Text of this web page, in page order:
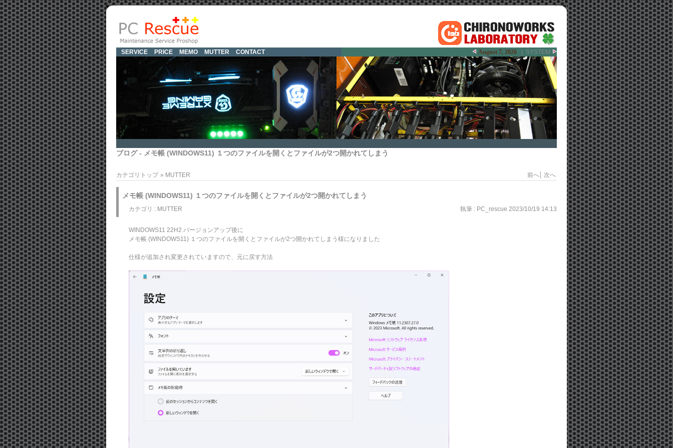
SERVICE PRICE MEMO MUTTER CONTACT August 7, 2026 SYSTEM
ブログ - メモ帳 (WINDOWS11) １つのファイルを開くとファイルが2つ開かれてしまう
カテゴリトップ » MUTTER 前へ 次へ
メモ帳 (WINDOWS11) １つのファイルを開くとファイルが2つ開かれてしまう
カテゴリ : MUTTER 執筆 : PC_rescue 2023/10/19 14:13
WINDOWS11 22H2 バージョンアップ後に
メモ帳 (WINDOWS11) １つのファイルを開くとファイルが2つ開かれてしまう様になりました
仕様が追加され変更されていますので、元に戻す方法